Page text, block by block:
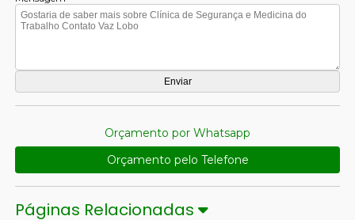
Orçamento por Whatsapp
Orçamento pelo Telefone
Páginas Relacionadas